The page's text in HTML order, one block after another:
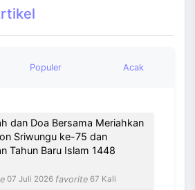
Populer Acak
dan Doa Bersama Meriahkan
Sriwungu ke-75 dan
Tahun Baru Islam 1448
07 Juli 2026 favorite 67 Kali